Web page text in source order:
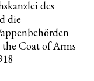
des
die
Coat of Arms